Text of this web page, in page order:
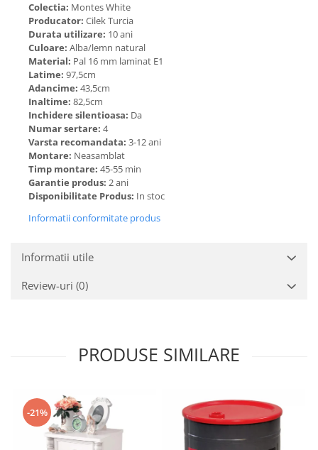
Colectia: Montes White
Producator: Cilek Turcia
Durata utilizare: 10 ani
Culoare: Alba/lemn natural
Material: Pal 16 mm laminat E1
Latime: 97,5cm
Adancime: 43,5cm
Inaltime: 82,5cm
Inchidere silentioasa: Da
Numar sertare: 4
Varsta recomandata: 3-12 ani
Montare: Neasamblat
Timp montare: 45-55 min
Garantie produs: 2 ani
Disponibilitate Produs: In stoc
Informatii conformitate produs
Informatii utile
Review-uri (0)
PRODUSE SIMILARE
-21%